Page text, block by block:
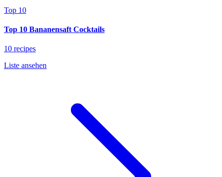
Top 10
Top 10 Bananensaft Cocktails
10 recipes
Liste ansehen